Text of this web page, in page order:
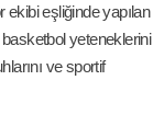
ekibi eşliğinde yapılan
yeteneklerini
ve sportif